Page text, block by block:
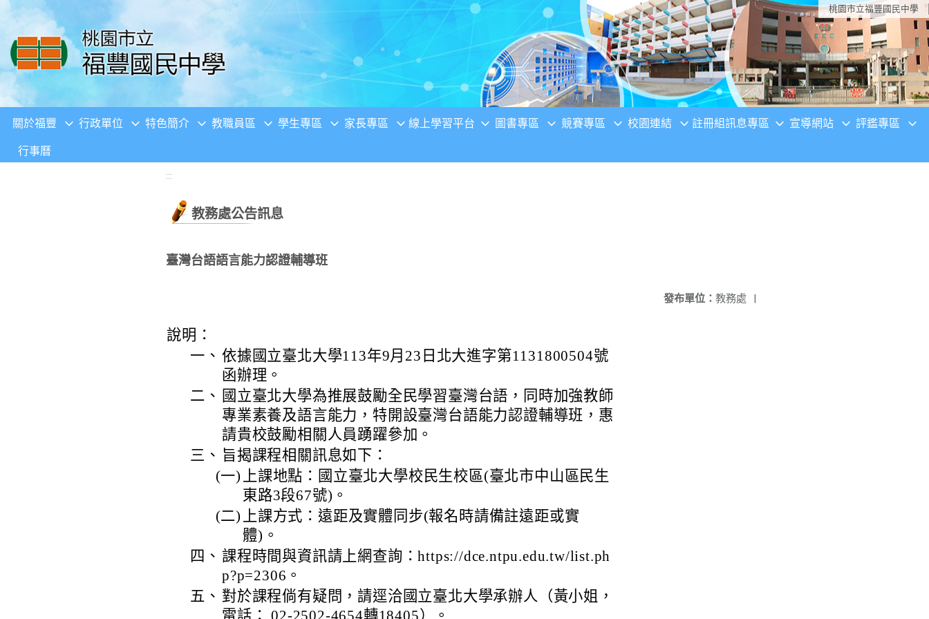
移至網頁之主要內容區位置 桃園市立福豐國民中學
關於福豐 行政單位 特色簡介 教職員區 學生專區 家長專區 線上學習平台 圖書專區 競賽專區 校園連結 註冊組訊息專區 宣導網站 評鑑專區
行事曆
:::
教務處公告訊息
臺灣台語語言能力認證輔導班
發布單位： 教務處 |
說明：
一、 依據國立臺北大學113年9月23日北大進字第1131800504號
函辦理。
二、 國立臺北大學為推展鼓勵全民學習臺灣台語，同時加強教師
專業素養及語言能力，特開設臺灣台語能力認證輔導班，惠
請貴校鼓勵相關人員踴躍參加。
三、 旨揭課程相關訊息如下：
(一) 上課地點：國立臺北大學校民生校區(臺北市中山區民生
東路3段67號)。
(二) 上課方式：遠距及實體同步(報名時請備註遠距或實
體)。
四、 課程時間與資訊請上網查詢：https://dce.ntpu.edu.tw/list.ph
p?p=2306。
五、 對於課程倘有疑問，請逕洽國立臺北大學承辦人（黃小姐，
電話： 02-2502-4654轉18405）。